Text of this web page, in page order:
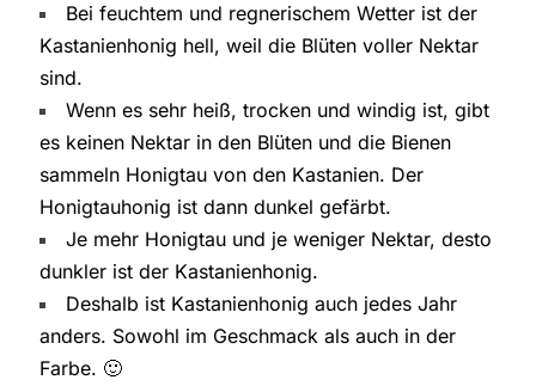
Bei feuchtem und regnerischem Wetter ist der
Kastanienhonig hell, weil die Blüten voller Nektar
sind.
Wenn es sehr heiß, trocken und windig ist, gibt
es keinen Nektar in den Blüten und die Bienen
sammeln Honigtau von den Kastanien. Der
Honigtauhonig ist dann dunkel gefärbt.
Je mehr Honigtau und je weniger Nektar, desto
dunkler ist der Kastanienhonig.
Deshalb ist Kastanienhonig auch jedes Jahr
anders. Sowohl im Geschmack als auch in der
Farbe. 🙂